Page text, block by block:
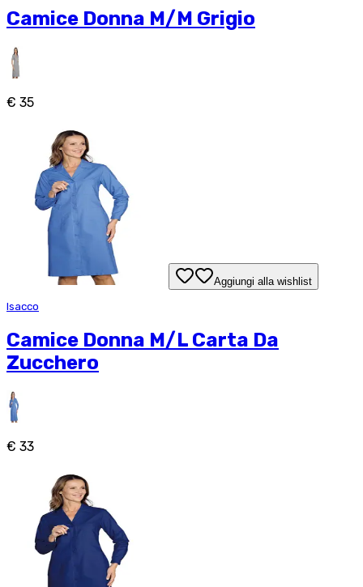
Camice Donna M/M Grigio
€ 35
Aggiungi alla wishlist
Isacco
Camice Donna M/L Carta Da
Zucchero
€ 33